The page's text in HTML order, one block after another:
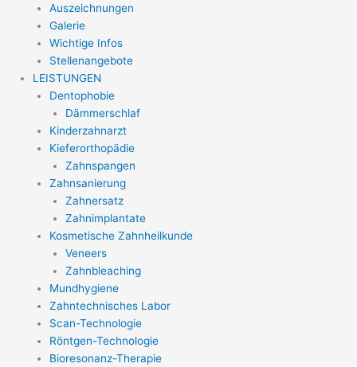
Auszeichnungen
Galerie
Wichtige Infos
Stellenangebote
LEISTUNGEN
Dentophobie
Dämmerschlaf
Kinderzahnarzt
Kieferorthopädie
Zahnspangen
Zahnsanierung
Zahnersatz
Zahnimplantate
Kosmetische Zahnheilkunde
Veneers
Zahnbleaching
Mundhygiene
Zahntechnisches Labor
Scan-Technologie
Röntgen-Technologie
Bioresonanz-Therapie